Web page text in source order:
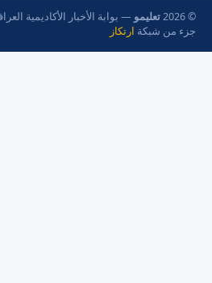
© 2026 تعليمو — بوابة الأخبار الأكاديمية
جزء من شبكة ارتكاز